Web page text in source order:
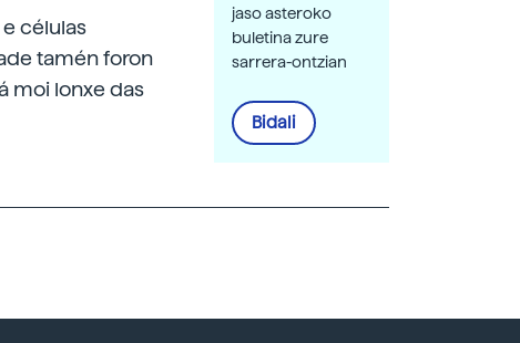
células
tamén foron
moi lonxe das
jaso asteroko
buletina zure
sarrera-ontzian
Bidali